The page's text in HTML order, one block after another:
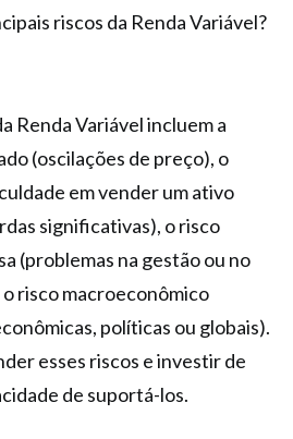
riscos da Renda Variável?
Renda Variável incluem a
(oscilações de preço), o
em vender um ativo
significativas), o risco
(problemas na gestão ou no
risco macroeconômico
políticas ou globais).
esses riscos e investir de
de suportá-los.